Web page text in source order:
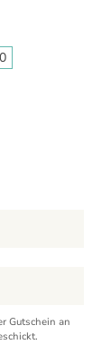
Gutschein an